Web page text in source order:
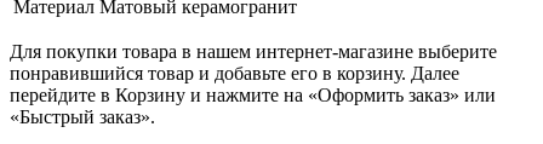
Материал Матовый керамогранит
Для покупки товара в нашем интернет-магазине выберите
понравившийся товар и добавьте его в корзину. Далее
перейдите в Корзину и нажмите на «Оформить заказ» или
«Быстрый заказ».